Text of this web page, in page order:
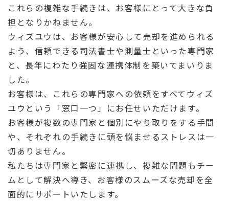
これらの複雑な手続きは、お客様にとって大きな負
担となりかねません。
ウィズユウは、お客様が安心して売却を進められる
よう、信頼できる司法書士や測量士といった専門家
と、長年にわたり強固な連携体制を築いてまいりま
した。
お客様は、これらの専門家への依頼をすべてウィズ
ユウという「窓口一つ」にお任せいただけます。
お客様が複数の専門家と個別にやり取りをする手間
や、それぞれの手続きに頭を悩ませるストレスは一
切ありません。
私たちは専門家と緊密に連携し、複雑な問題もチー
ムとして解決へ導き、お客様のスムーズな売却を全
面的にサポートいたします。